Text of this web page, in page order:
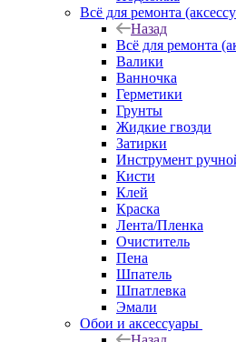
Всё для ремонта
Назад
Всё для ремонта
Валики
Ванночка
Герметики
Грунты
Жидкие гвозди
Затирки
Инструмент
Кисти
Клей
Краска
Лента/Пленка
Очиститель
Пена
Шпатель
Шпатлевка
Эмали
Обои и аксессуары